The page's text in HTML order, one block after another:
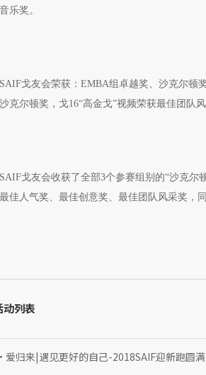
乐奖。
戈友会荣获：EMBA组卓越奖、沙克尔
克尔顿奖，戈16“高金戈”视频荣获最佳团队
戈友会收获了全部3个参赛组别的“沙克
佳人气奖、最佳创意奖、最佳团队风采奖，
动列表
归来|遇见更好的自己-2018SAIF迎新跑圆